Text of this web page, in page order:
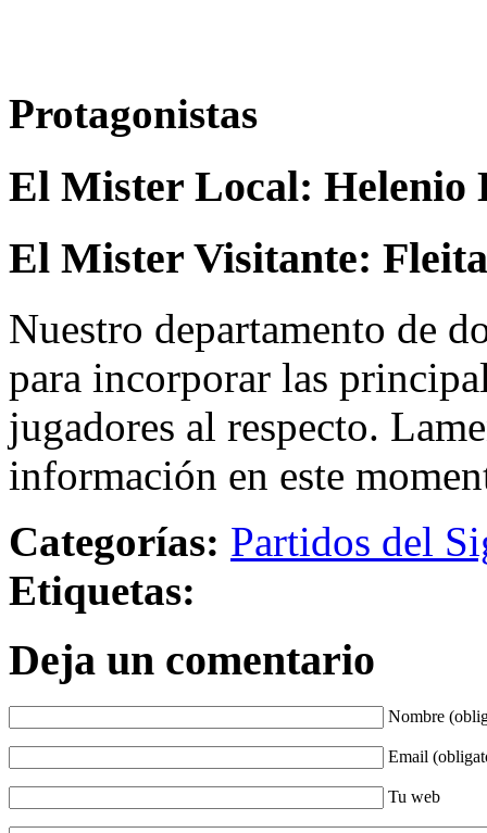
Protagonistas
El Mister Local: Helenio
El Mister Visitante:
Nuestro departamento de
para incorporar las
jugadores al respecto.
información en este
Categorías: Partidos del
Etiquetas:
Deja un comentario
Nombre
Email
Tu web